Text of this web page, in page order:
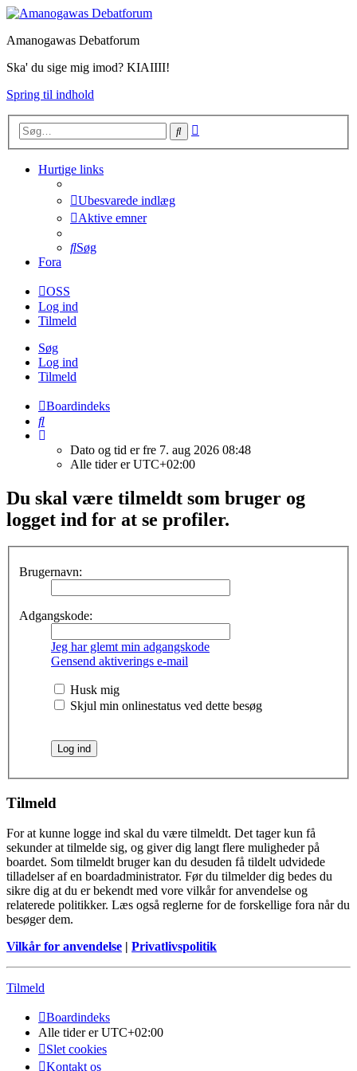
Amanogawas Debatforum
Ska' du sige mig imod? KIAIIII!
Spring til indhold
Søg
Hurtige links
Ubesvarede indlæg
Aktive emner
Søg
Fora
OSS
Log ind
Tilmeld
Søg
Log ind
Tilmeld
Boardindeks
Søg
Dato og tid er fre 7. aug 2026 08:48
Alle tider erUTC+02:00
Du skal være tilmeldt som bruger og
logget ind for at se profiler.
Brugernavn:
Adgangskode:
Jeg har glemt min adgangskode
Gensend aktiverings e-mail
Husk mig
Skjul min onlinestatus ved dette besøg
Tilmeld
For at kunne logge ind skal du være tilmeldt. Det tager kun få
sekunder at tilmelde sig, og giver dig langt flere muligheder på
boardet. Som tilmeldt bruger kan du desuden få tildelt udvidede
tilladelser af en boardadministrator. Før du tilmelder dig bedes du
sikre dig at du er bekendt med vore vilkår for anvendelse og
relaterede politikker. Læs også reglerne for de forskellige fora når du
besøger dem.
Vilkår for anvendelse | Privatlivspolitik
Tilmeld
Boardindeks
Alle tider erUTC+02:00
Slet cookies
Kontakt os